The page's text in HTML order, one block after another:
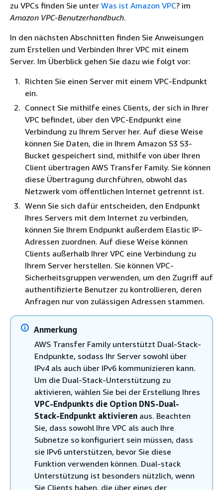
zu VPCs finden Sie unter Was ist Amazon VPC? im
Amazon VPC-Benutzerhandbuch.
In den nächsten Abschnitten finden Sie Anweisungen
zum Erstellen und Verbinden Ihrer VPC mit einem
Server. Im Überblick gehen Sie dazu wie folgt vor:
Richten Sie einen Server mit einem VPC-Endpunkt
ein.
Connect Sie mithilfe eines Clients, der sich in Ihrer
VPC befindet, über den VPC-Endpunkt eine
Verbindung zu Ihrem Server her. Auf diese Weise
können Sie Daten, die in Ihrem Amazon S3 S3-
Bucket gespeichert sind, mithilfe von über Ihren
Client übertragen AWS Transfer Family. Sie können
diese Übertragung durchführen, obwohl das
Netzwerk vom öffentlichen Internet getrennt ist.
Wenn Sie sich dafür entscheiden, den Endpunkt
Ihres Servers mit dem Internet zu verbinden,
können Sie Ihrem Endpunkt außerdem Elastic IP-
Adressen zuordnen. Auf diese Weise können
Clients außerhalb Ihrer VPC eine Verbindung zu
Ihrem Server herstellen. Sie können VPC-
Sicherheitsgruppen verwenden, um den Zugriff auf
authentifizierte Benutzer zu kontrollieren, deren
Anfragen nur von zulässigen Adressen stammen.
Anmerkung
AWS Transfer Family unterstützt Dual-Stack-
Endpunkte, sodass Ihr Server sowohl über
IPv4 als auch über IPv6 kommunizieren kann.
Um die Dual-Stack-Unterstützung zu
aktivieren, wählen Sie bei der Erstellung Ihres
VPC-Endpunkts die Option DNS-Dual-
Stack-Endpunkt aktivieren aus. Beachten
Sie, dass sowohl Ihre VPC als auch Ihre
Subnetze so konfiguriert sein müssen, dass
sie IPv6 unterstützen, bevor Sie diese
Funktion verwenden können. Dual-stack
Unterstützung ist besonders nützlich, wenn
Sie Clients haben, die über eines der